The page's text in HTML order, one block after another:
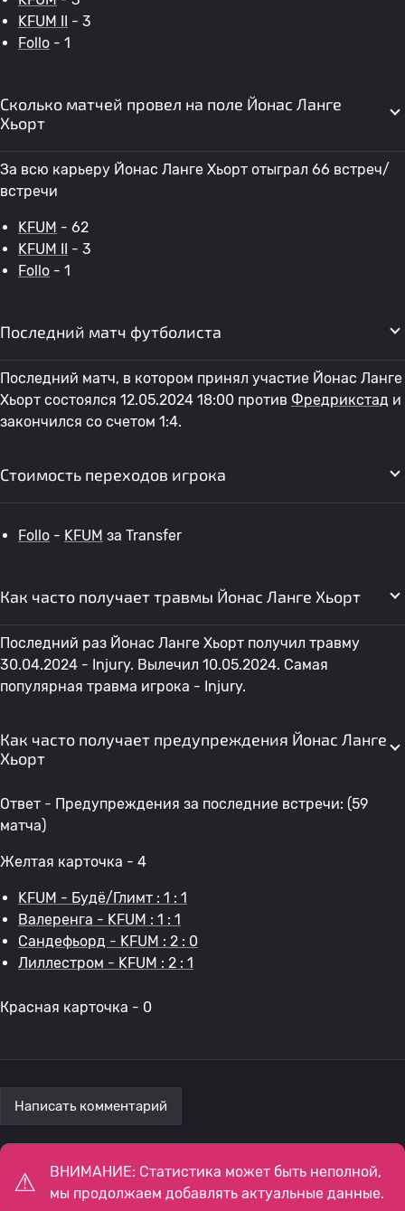
KFUM II - 3
Follo - 1
Сколько матчей провел на поле Йонас Ланге
Хьорт
За всю карьеру Йонас Ланге Хьорт отыграл 66 встреч/
встречи
KFUM - 62
KFUM II - 3
Follo - 1
Последний матч футболиста
Последний матч, в котором принял участие Йонас Ланге
Хьорт состоялся 12.05.2024 18:00 против Фредрикстад и
закончился со счетом 1:4.
Стоимость переходов игрока
Follo - KFUM за Transfer
Как часто получает травмы Йонас Ланге Хьорт
Последний раз Йонас Ланге Хьорт получил травму
30.04.2024 - Injury. Вылечил 10.05.2024. Самая
популярная травма игрока - Injury.
Как часто получает предупреждения Йонас Ланге
Хьорт
Ответ - Предупреждения за последние встречи: (59
матча)
Желтая карточка - 4
KFUM - Будё/Глимт : 1 : 1
Валеренга - KFUM : 1 : 1
Сандефьорд - KFUM : 2 : 0
Лиллестром - KFUM : 2 : 1
Красная карточка - 0
Написать комментарий
ВНИМАНИЕ: Статистика может быть неполной,
мы продолжаем добавлять актуальные данные.